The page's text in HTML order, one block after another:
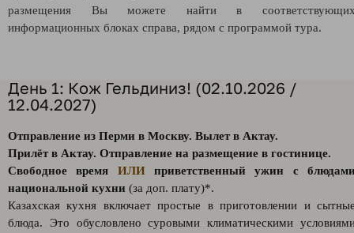
размещения Вы можете найти в
информационных блоках справа, рядом с программой тура.
День 1: Кож Гельдиниз! (02.10.2026 /
12.04.2027)
Отправление из Перми в Москву. Вылет в Актау.
Прилёт в Актау. Отправление на размещение в гостинице.
Свободное время ИЛИприветственный ужин с
национальной кухни (за доп. плату)*.
Казахская кухня включает простые в приготовлении и
блюда. Это обусловлено суровыми климатическими